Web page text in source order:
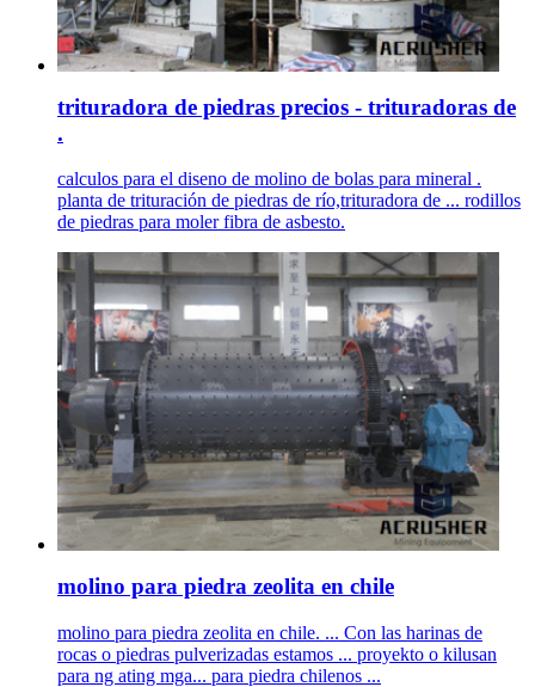
trituradora de piedras precios - trituradoras de
.
calculos para el diseno de molino de bolas para mineral .
planta de trituración de piedras de río,trituradora de ... rodillos
de piedras para moler fibra de asbesto.
molino para piedra zeolita en chile
molino para piedra zeolita en chile. ... Con las harinas de
rocas o piedras pulverizadas estamos ... proyekto o kilusan
para ng ating mga... para piedra chilenos ...